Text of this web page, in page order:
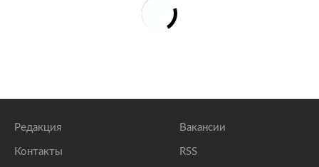
Редакция
Контакты
Вакансии
RSS